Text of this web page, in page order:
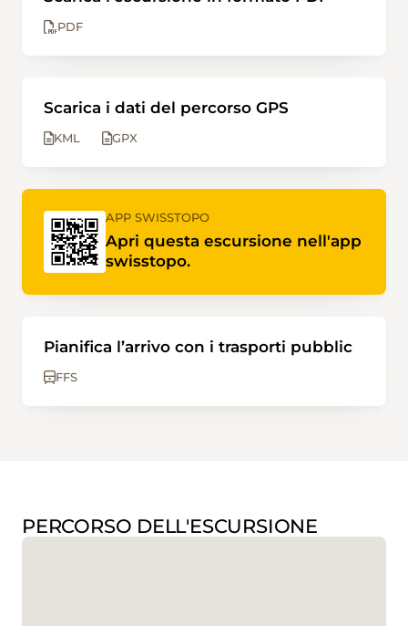
PDF
Scarica i dati del percorso GPS
KML GPX
APP SWISSTOPO
Apri questa escursione nell'app
swisstopo.
Pianifica l’arrivo con i trasporti pubblic
FFS
PERCORSO DELL'ESCURSIONE